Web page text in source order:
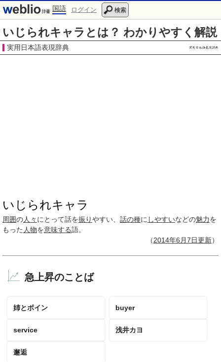
国語 ログイン 検索
いじられキャラとは？ わかりやすく解説
実用日本語表現辞典
いじられキャラ
周囲の人々 にとって話を振りやすい、 話の種に しやすいなどの魅力を
もった 人物を意味する語。
（2014年6月7日更新）
急上昇のことば
姉とボイン buyer
service 浅井カヨ
邂逅